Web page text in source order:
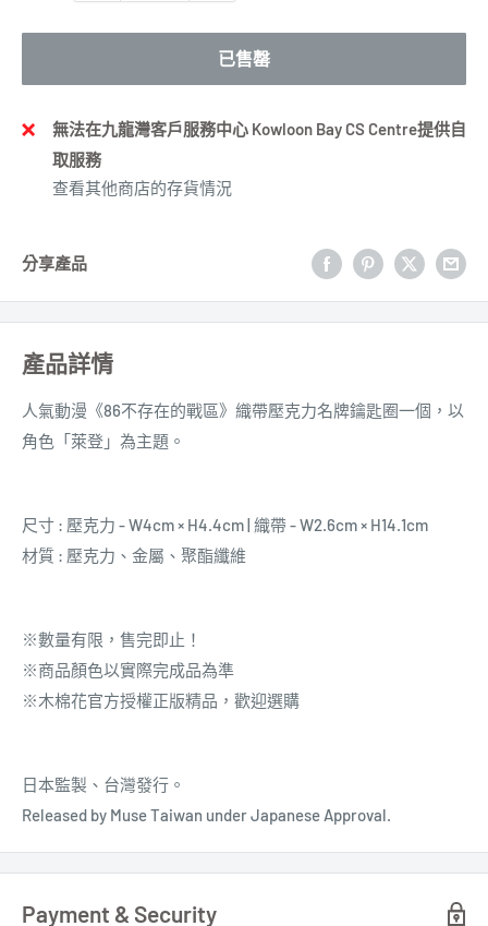
已售罄
無法在九龍灣客戶服務中心 Kowloon Bay CS Centre提供自
取服務
查看其他商店的存貨情況
分享產品
產品詳情
人氣動漫《86不存在的戰區》織帶壓克力名牌鑰匙圈一個，以
角色 「萊登 」 為主題。
尺寸 : 壓克力 - W4cm × H4.4cm | 織帶 - W2.6cm× H14.1cm
材質 : 壓克力、金屬、聚酯纖維
※數量有限，售完即止！
※商品顏色以實際完成品為準
※木棉花官方授權正版精品，歡迎選購
日本監製、台灣發行。
Released by Muse Taiwan under Japanese Approval.
Payment & Security